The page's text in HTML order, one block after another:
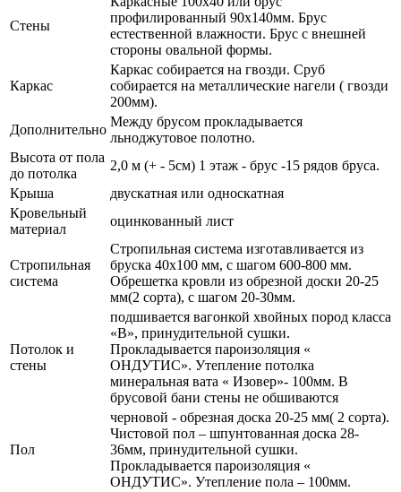
Стены
профилированный 90х140мм. Брус
естественной влажности. Брус с внешней
стороны овальной формы.
Каркас
Каркас собирается на гвозди. Сруб
собирается на металлические нагели ( гвозди
200мм).
Дополнительно
Между брусом прокладывается
льноджутовое полотно.
Высота от пола
до потолка
2,0 м (+ - 5см) 1 этаж - брус -15 рядов бруса.
Крыша
двускатная или односкатная
Кровельный
материал
оцинкованный лист
Стропильная
система
Стропильная система изготавливается из
бруска 40х100 мм, с шагом 600-800 мм.
Обрешетка кровли из обрезной доски 20-25
мм(2 сорта), с шагом 20-30мм.
Потолок и
стены
подшивается вагонкой хвойных пород класса
«В», принудительной сушки.
Прокладывается пароизоляция «
ОНДУТИС». Утепление потолка
минеральная вата « Изовер»- 100мм. В
брусовой бани стены не обшиваются
Пол
черновой - обрезная доска 20-25 мм( 2 сорта).
Чистовой пол – шпунтованная доска 28-
36мм, принудительной сушки.
Прокладывается пароизоляция «
ОНДУТИС». Утепление пола – 100мм.